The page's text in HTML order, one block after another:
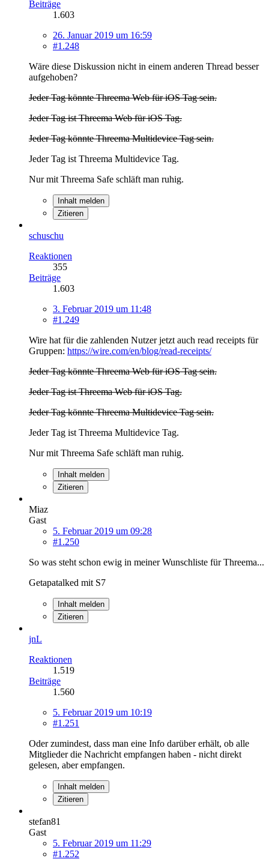
Beiträge
1.603
26. Januar 2019 um 16:59
#1.248
Wäre diese Diskussion nicht in einem anderen Thread besser
aufgehoben?
Jeder Tag könnte Threema Web für iOS Tag sein.
Jeder Tag ist Threema Web für iOS Tag.
Jeder Tag könnte Threema Multidevice Tag sein.
Jeder Tag ist Threema Multidevice Tag.
Nur mit Threema Safe schläft man ruhig.
Inhalt melden
Zitieren
schuschu
Reaktionen
355
Beiträge
1.603
3. Februar 2019 um 11:48
#1.249
Wire hat für die zahlenden Nutzer jetzt auch read receipts für
Gruppen: https://wire.com/en/blog/read-receipts/
Jeder Tag könnte Threema Web für iOS Tag sein.
Jeder Tag ist Threema Web für iOS Tag.
Jeder Tag könnte Threema Multidevice Tag sein.
Jeder Tag ist Threema Multidevice Tag.
Nur mit Threema Safe schläft man ruhig.
Inhalt melden
Zitieren
Miaz
Gast
5. Februar 2019 um 09:28
#1.250
So was steht schon ewig in meiner Wunschliste für Threema...
Getapatalked mit S7
Inhalt melden
Zitieren
jnL
Reaktionen
1.519
Beiträge
1.560
5. Februar 2019 um 10:19
#1.251
Oder zumindest, dass man eine Info darüber erhält, ob alle
Mitglieder die Nachricht empfangen haben - nicht direkt
gelesen, aber empfangen.
Inhalt melden
Zitieren
stefan81
Gast
5. Februar 2019 um 11:29
#1.252